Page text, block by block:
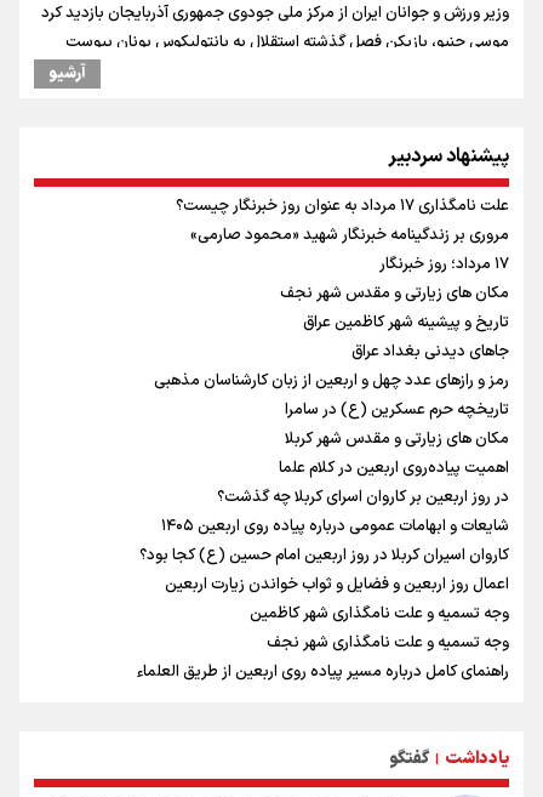
وزیر ورزش و جوانان ایران از مرکز ملی جودوی جمهوری آذربایجان بازدید کرد
موسی جنپو، بازیکن فصل گذشته استقلال به پانتولیکوس یونان پیوست
بازدید وزیر ورزش ایران از مجموعه ملی تیراندازی باکو یکی از مجهزترین
ورزشکاران سنگنوردی
یمن، ایستاده در برابر تحریم و تجاوز
علیرضا نصیری وزنه‌برداری ایرانی دسته ۱۱۰ کیلوگرم : امیدوارم با
خوشرنگ‌ترین مدال‌ها به ایران برگردیم
آرشیو
پیشنهاد سردبیر
علت نامگذاری ۱۷ مرداد به عنوان روز خبرنگار چیست؟
مروری بر زندگینامه خبرنگار شهید «محمود صارمی»
۱۷ مرداد؛ روز خبرنگار
مکان های زیارتی و مقدس شهر نجف
تاریخ و پیشینه شهر کاظمین عراق
جاهای دیدنی بغداد عراق
رمز و رازهای عدد چهل و اربعین از زبان کارشناسان مذهبی
تاریخچه حرم عسکرین (ع) در سامرا
مکان های زیارتی و مقدس شهر کربلا
اهمیت پیاده‌روی اربعین در کلام علما
در روز اربعین بر کاروان اسرای کربلا چه گذشت؟
شایعات و ابهامات عمومی درباره پیاده روی اربعین ۱۴۰۵
کاروان اسیران کربلا در روز اربعین امام حسین (ع) کجا بود؟
اعمال روز اربعین و فضایل و ثواب خواندن زیارت اربعین
وجه تسمیه و علت نامگذاری شهر کاظمین
وجه تسمیه و علت نامگذاری شهر نجف
راهنمای کامل درباره مسیر پیاده روی اربعین از طریق العلماء
بهترین موکب‌های ایرانی در پیاده روی اربعین ۱۴۰۵
یادداشت | گفتگو